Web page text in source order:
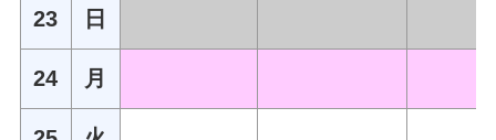
23 日
24 月